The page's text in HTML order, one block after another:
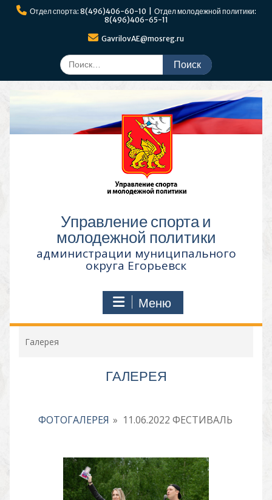
ПерейтиОтдел спорта: 8(496)406-60-10 | Отдел молодежной политики:
8(496)406-65-11
GavrilovAE@mosreg.ru
Поиск
по:
Управление спорта и
молодежной политики
администрации муниципального
округа Егорьевск
Меню
Галерея
ГАЛЕРЕЯ
ФОТОГАЛЕРЕЯ » 11.06.2022 ФЕСТИВАЛЬ